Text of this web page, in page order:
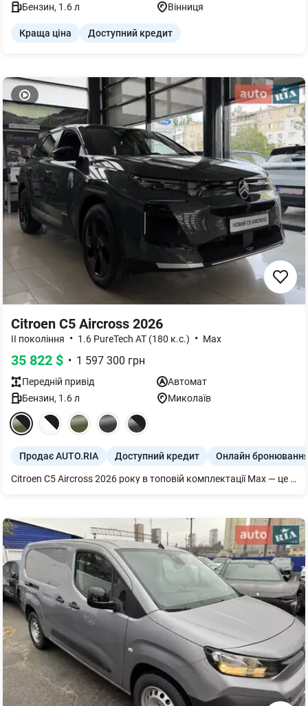
Бензин, 1.6л Вінниця
Краща ціна Доступний кредит
Citroen C5 Aircross 2026
II покоління • 1.6 PureTech AT (180 к.с.) • Max
35 822 $ • 1 597 300 грн
Передній привід
Автомат
Бензин, 1.6л Миколаїв
Продає AUTO.RIA Доступний кредит Онлайн
Citroen C5 Aircross 2026 року в топовій комплектації Max — це еталон сімейного затишку та футуристичного дизайну, який пропонує безкомпромісний рівень комфорту в сегменті середньорозмірних кросоверів. Автомобіль оснащений потужним і перевіреним 1,6-літровим турбованим бензиновим двигуном PureTech на 180 к.с., який працює в тандемі з класичним 8-ступеневим автоматом (EAT8), забезпечуючи відмінну динаміку та плавне прискорення. Фірмовою фішкою версії Max є надзвичайна плавність ходу завдяки підвісці Progressive Hydraulic Cushions® («ефект килима-літака») та інноваційним сидінням Advanced Comfort з ефектом пам'яті. Максимальне виконання також хизується ультрасучасною двоповерховою світлодіодною оптикою, 10-дюймовим цифровим кластером і 12-дюймовим екраном мультимедіа, панорамним дахом, тризонним клімат-контролем, системою кругового огляду 360° та повним пакетом систем активної безпеки й автопілота 2-го рівня Drive Assist.